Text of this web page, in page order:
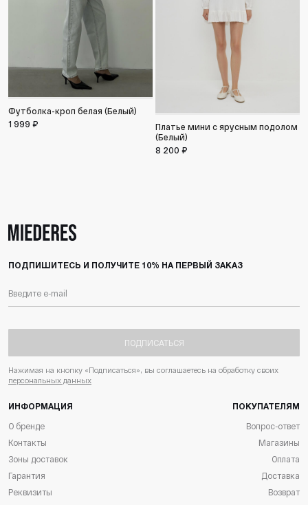
Футболка-кроп белая (Белый)
1 999 ₽
Платье мини с ярусным подолом
(Белый)
8 200 ₽
ПОДПИШИТЕСЬ И ПОЛУЧИТЕ 10% НА ПЕРВЫЙ ЗАКАЗ
ПОДПИСАТЬСЯ
Нажимая на кнопку «Подписаться», вы соглашаетесь на обработку своих
персональных данных
ИНФОРМАЦИЯ
О бренде
Контакты
Зоны доставок
Гарантия
Реквизиты
ПОКУПАТЕЛЯМ
Вопрос-ответ
Магазины
Оплата
Доставка
Возврат